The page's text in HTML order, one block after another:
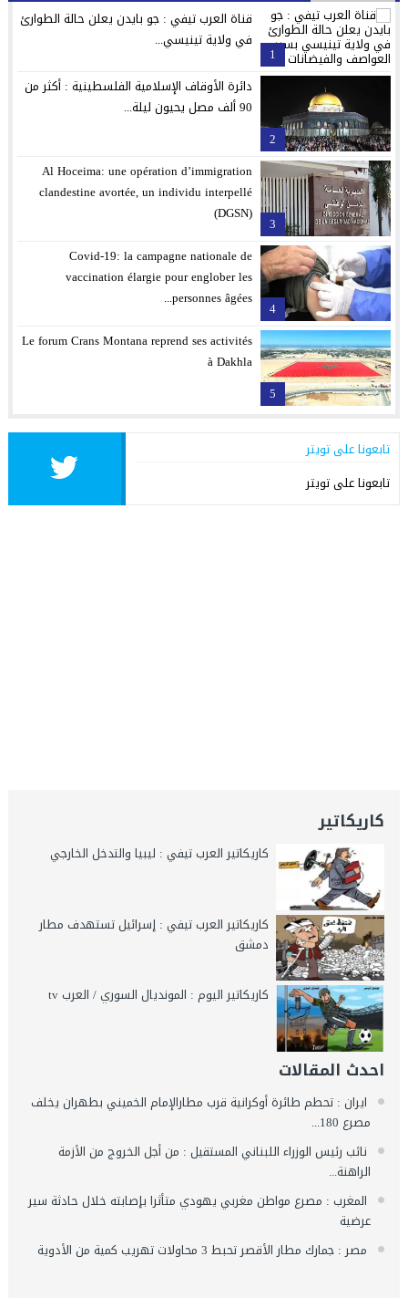
1
قناة العرب تيفي : جو بايدن يعلن حالة الطوارئ
في ولاية تينيسي...
2
دائرة الأوقاف الإسلامية الفلسطينية : أكثر من
90 ألف مصل يحيون ليلة...
3
Al Hoceima: une opération d’immigration
clandestine avortée, un individu interpellé
(DGSN)
4
Covid-19: la campagne nationale de
vaccination élargie pour englober les
personnes âgées...
5
Le forum Crans Montana reprend ses activités
à Dakhla
تابعونا على تويتر
تابعونا على تويتر
كاريكاتير
كاريكاتير العرب تيفي : ليبيا والتدخل الخارجي
كاريكاتير العرب تيفي : إسرائيل تستهدف مطار
دمشق
كاريكاتير اليوم : المونديال السوري / العرب tv
احدث المقالات
ايران : تحطم طائرة أوكرانية قرب مطارالإمام الخميني بطهران يخلف
مصرع 180...
نائب رئيس الوزراء اللبناني المستقيل : من أجل الخروج من الأزمة
الراهنة...
المغرب : مصرع مواطن مغربي يهودي متأثرا بإصابته خلال حادثة سير
عرضية
مصر : جمارك مطار الأقصر تحبط 3 محاولات تهريب كمية من الأدوية